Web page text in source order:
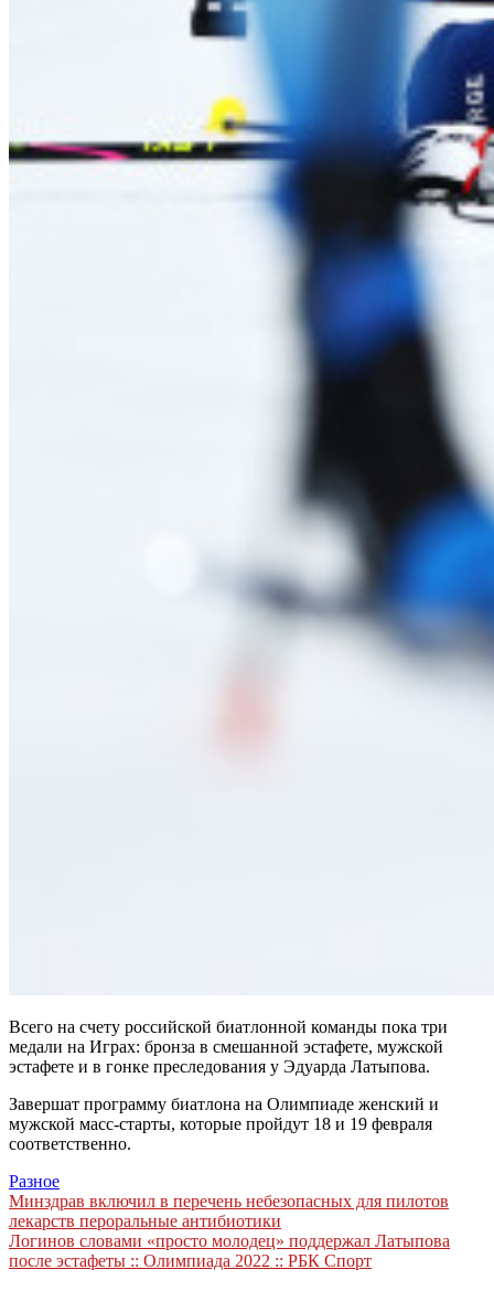
Всего на счету российской биатлонной команды пока три
медали на Играх: бронза в смешанной эстафете, мужской
эстафете и в гонке преследования у Эдуарда Латыпова.
Завершат программу биатлона на Олимпиаде женский и
мужской масс-старты, которые пройдут 18 и 19 февраля
соответственно.
Разное
Навигация
по
записям
Минздрав включил в перечень небезопасных для пилотов
лекарств пероральные антибиотики
Логинов словами «просто молодец» поддержал Латыпова
после эстафеты :: Олимпиада 2022 :: РБК Спорт